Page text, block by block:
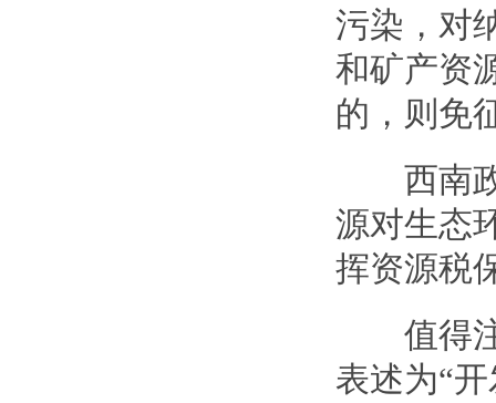
污染，对
和矿产资
的，则免
西南政
源对生态
挥资源税
值得注
表述为“